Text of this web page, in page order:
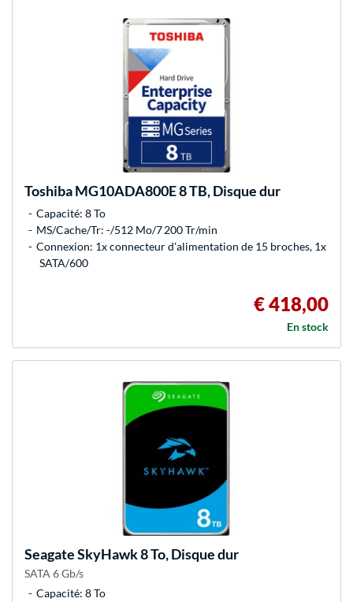
ToshibaMG10ADA800E 8 TB, Disque dur
Capacité: 8 To
MS/Cache/Tr: -/512 Mo/7 200 Tr/min
Connexion: 1x connecteur d'alimentation de 15 broches, 1x
SATA/600
€ 418,00
En stock
SeagateSkyHawk 8 To, Disque dur
SATA 6 Gb/s
Capacité: 8 To